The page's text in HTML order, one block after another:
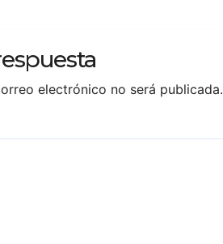
electrónico no será publicada.